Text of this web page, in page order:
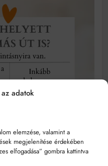
adatok
elemzése, valamint a
megjelenítése érdekében
elfogadása” gombra kattintva